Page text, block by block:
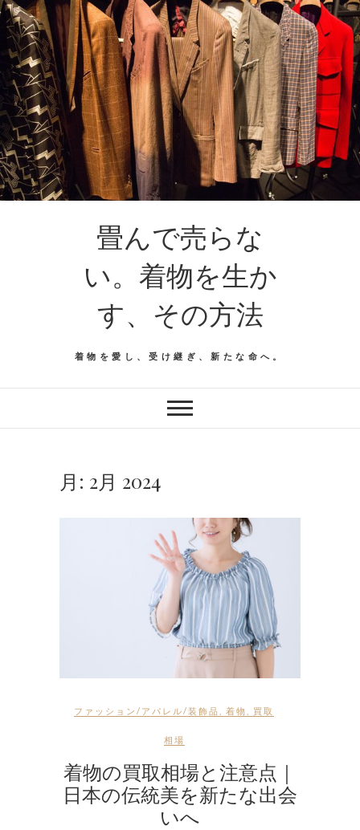
畳んで売らな
い。着物を生か
す、その方法
着物を愛し、受け継ぎ、新たな命へ。
月: 2月 2024
ファッション/アパレル/装飾品 着物 買取
相場
着物の買取相場と注意点｜
日本の伝統美を新たな出会
いへ